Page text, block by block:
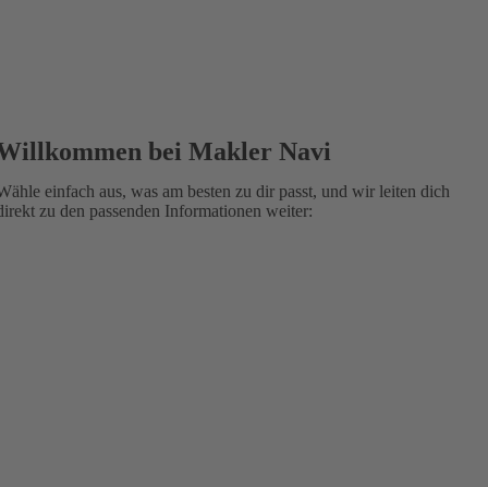
bei Makler Navi
einfach aus, was am besten zu dir passt, und wir leiten dich
zu den passenden Informationen weiter: